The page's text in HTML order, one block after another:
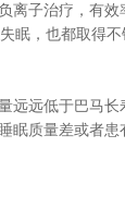
离子治疗，有效
眠，也都取得不
远远低于巴马长
眠质量差或者患